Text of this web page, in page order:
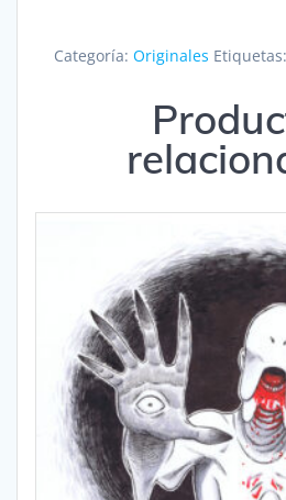
Categoría: Originales Etiquetas: